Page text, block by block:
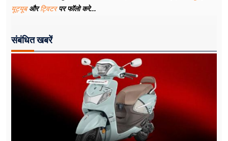
यूट्यूबऔरट्विटरपर फॉलो करे...
संबंधित खबरें